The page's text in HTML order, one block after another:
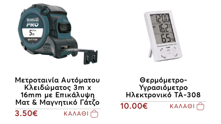
Μετροταινία Αυτόματου
Κλειδώματος 3m x
16mm με Επικάλυψη
Ματ & Μαγνητικό Γάτζο
3.50€ ΚΑΛΑΘΙ
Θερμόμετρο-
Υγρασιόμετρο
Ηλεκτρονικό ΤΑ-308
10.00€ ΚΑΛΑΘΙ